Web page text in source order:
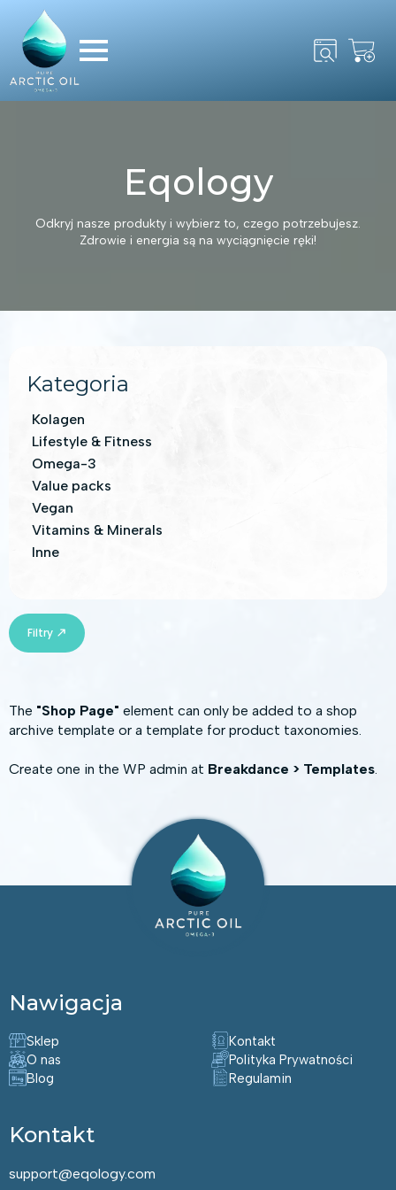
for:
Eqology
Odkryj nasze produkty i wybierz to, czego potrzebujesz.
Zdrowie i energia są na wyciągnięcie ręki!
Kategoria
Kolagen
Lifestyle & Fitness
Omega-3
Value packs
Vegan
Vitamins & Minerals
Inne
Filtry
The "Shop Page" element can only be added to a shop
archive template or a template for product taxonomies.
Create one in the WP admin at Breakdance > Templates
Nawigacja
Sklep
O nas
Blog
Kontakt
Polityka Prywatności
Regulamin
Kontakt
support@eqology.com